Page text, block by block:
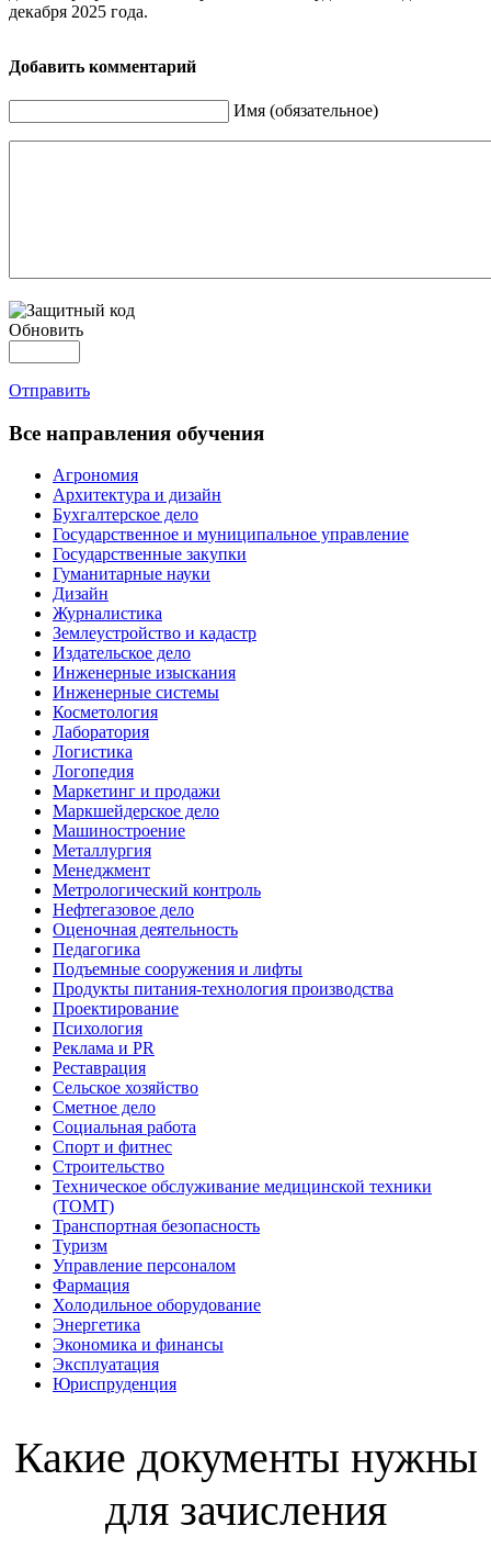
декабря 2025 года.
Добавить комментарий
Имя (обязательное)
Обновить
Отправить
Все направления обучения
Агрономия
Архитектура и дизайн
Бухгалтерское дело
Государственное и муниципальное управление
Государственные закупки
Гуманитарные науки
Дизайн
Журналистика
Землеустройство и кадастр
Издательское дело
Инженерные изыскания
Инженерные системы
Косметология
Лаборатория
Логистика
Логопедия
Маркетинг и продажи
Маркшейдерское дело
Машиностроение
Металлургия
Менеджмент
Метрологический контроль
Нефтегазовое дело
Оценочная деятельность
Педагогика
Подъемные сооружения и лифты
Продукты питания-технология производства
Проектирование
Психология
Реклама и PR
Реставрация
Сельское хозяйство
Сметное дело
Социальная работа
Спорт и фитнес
Строительство
Техническое обслуживание медицинской техники
(ТОМТ)
Транспортная безопасность
Туризм
Управление персоналом
Фармация
Холодильное оборудование
Энергетика
Экономика и финансы
Эксплуатация
Юриспруденция
Какие документы нужны
для зачисления